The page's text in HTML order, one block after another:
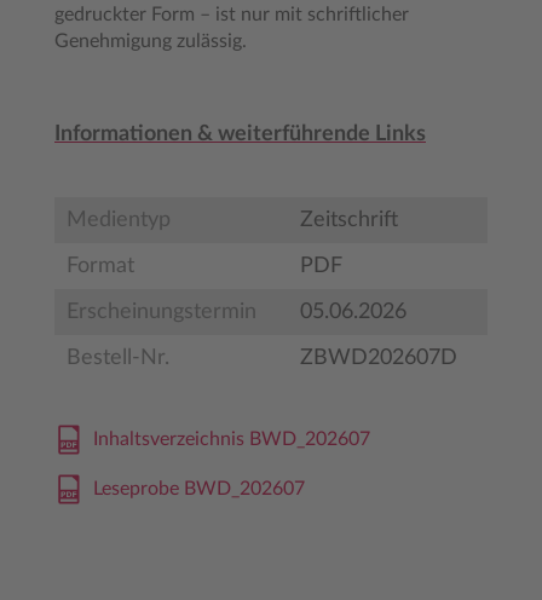
gedruckter Form – ist nur mit schriftlicher
Genehmigung zulässig.
Informationen & weiterführende Links
Medientyp Zeitschrift
Format PDF
Erscheinungstermin 05.06.2026
Bestell-Nr. ZBWD202607D
Inhaltsverzeichnis BWD_202607
Leseprobe BWD_202607